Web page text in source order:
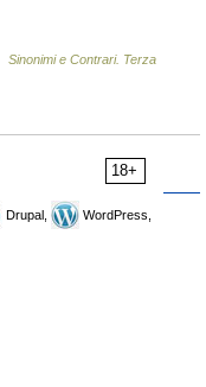
Sinonimi e Contrari. Terza
18+
Drupal,
WordPress,